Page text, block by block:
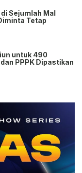
Sejumlah Mal
Tetap
untuk 490
PPPK Dipastikan